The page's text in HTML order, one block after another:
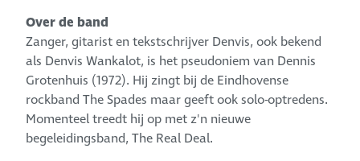
Over de band
Zanger, gitarist en tekstschrijver Denvis, ook bekend
als Denvis Wankalot, is het pseudoniem van Dennis
Grotenhuis (1972). Hij zingt bij de Eindhovense
rockband The Spades maar geeft ook solo-optredens.
Momenteel treedt hij op met z'n nieuwe
begeleidingsband, The Real Deal.